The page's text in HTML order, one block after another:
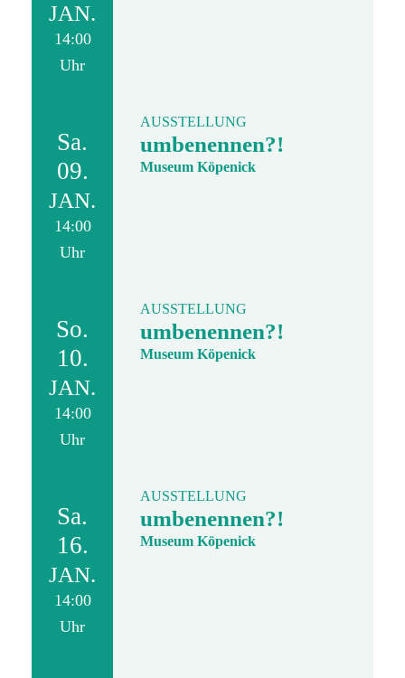
JAN.
14:00
Uhr
Sa.
09.
JAN.
14:00
Uhr
AUSSTELLUNG
umbenennen?!
Museum Köpenick
So.
10.
JAN.
14:00
Uhr
AUSSTELLUNG
umbenennen?!
Museum Köpenick
Sa.
16.
JAN.
14:00
Uhr
AUSSTELLUNG
umbenennen?!
Museum Köpenick